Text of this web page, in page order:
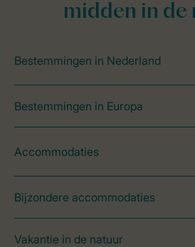
midden in de
Bestemmingen in Nederland
Bestemmingen in Europa
Accommodaties
Bijzondere accommodaties
Vakantie in de natuur